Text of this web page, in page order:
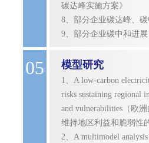
碳达峰实施方案》
8、部分企业碳达峰、
9、部分企业碳中和进展
05 模型研究
1、A low-carbon
risks sustaining regional
and vulnerabilities（欧
维持地区利益和脆弱性
2、A multimodel